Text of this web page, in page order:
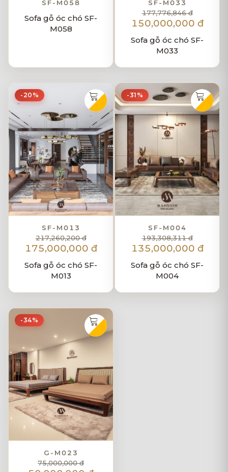
SF-M058
Sofa gỗ óc chó SF-
M058
SF-M033
177,776,846 đ
150,000,000 đ
Sofa gỗ óc chó SF-
M033
-20%
SF-M013
217,260,200 đ
175,000,000 đ
Sofa gỗ óc chó SF-
M013
-31%
SF-M004
193,308,311 đ
135,000,000 đ
Sofa gỗ óc chó SF-
M004
-34%
G-M023
75,000,000 đ